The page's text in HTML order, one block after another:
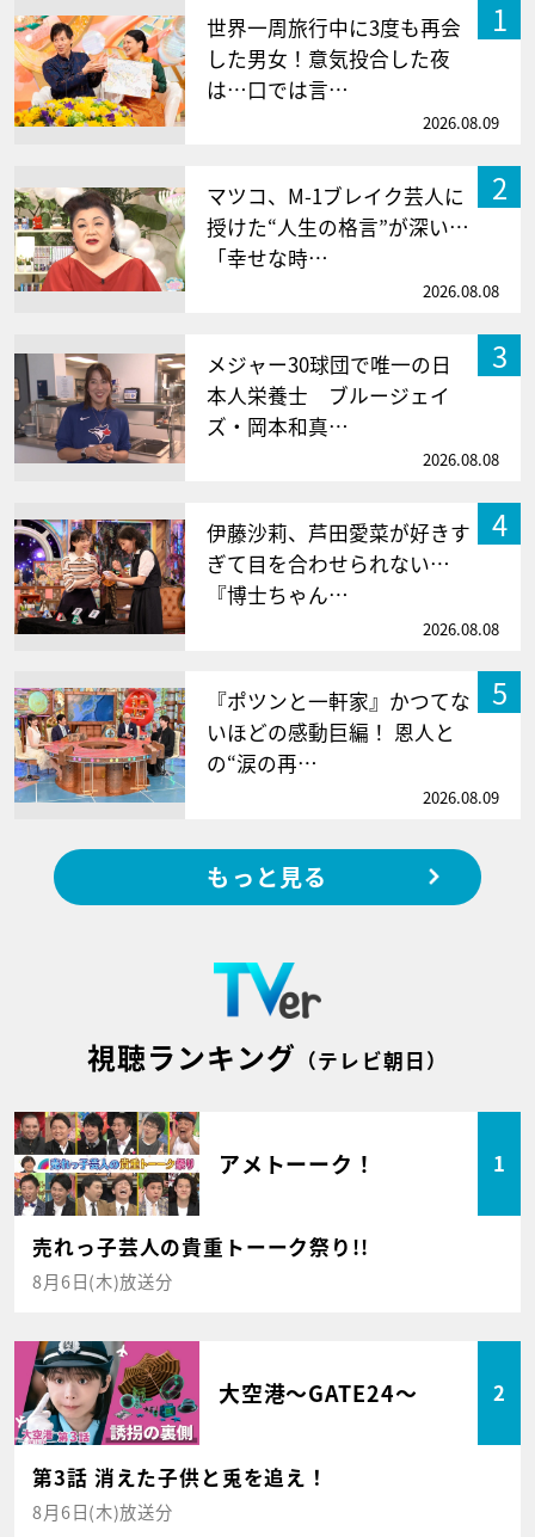
1
世界一周旅行中に3度も再会
した男女！意気投合した夜
は…口では言…
2026.08.09
2
マツコ、M-1ブレイク芸人に
授けた“人生の格言”が深い…
「幸せな時…
2026.08.08
3
メジャー30球団で唯一の日
本人栄養士 ブルージェイ
ズ・岡本和真…
2026.08.08
4
伊藤沙莉、芦田愛菜が好きす
ぎて目を合わせられない…
『博士ちゃん…
2026.08.08
5
『ポツンと一軒家』かつてな
いほどの感動巨編！ 恩人と
の“涙の再…
2026.08.09
もっと見る
視聴ランキング （テレビ朝日）
アメトーーク！ 1
売れっ子芸人の貴重トーーク祭り!!
8月6日(木)放送分
大空港～GATE24～ 2
第3話 消えた子供と兎を追え！
8月6日(木)放送分